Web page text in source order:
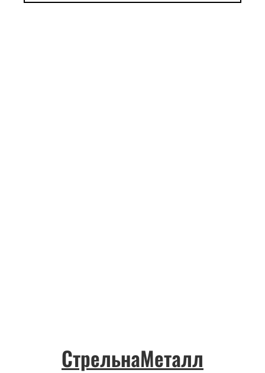
СтрельнаМеталл